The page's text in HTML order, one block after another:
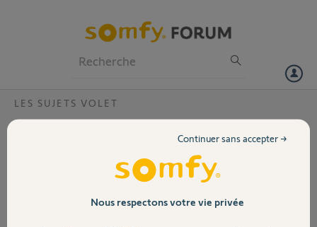
Volet
LES SUJETS VOLET
Emplacement Piece moteur LT50
Ces derniers temps mon volet ne
En parcourant les forums, j'ai
Nous respectons votre vie privée
Continuer sans accepter →